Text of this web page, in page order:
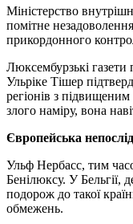
Міністерство
помітне
прикордонного
Люксембурзькі
Ульріке Тішер
регіонів з
злого наміру, вона
Європейська
Ульф Нербасс, тим
Бенілюксу. У Бельгії,
подорож до такої
обмежень.